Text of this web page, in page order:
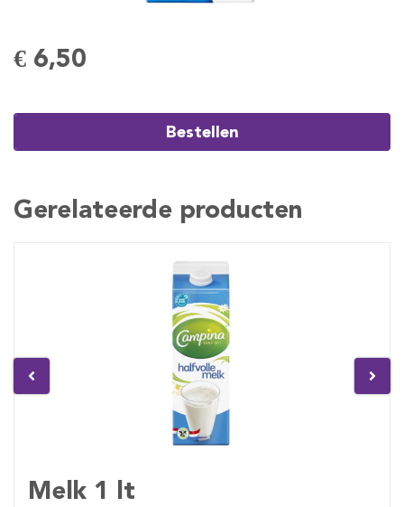
€ 6,50
Bestellen
Gerelateerde producten
Melk 1 lt